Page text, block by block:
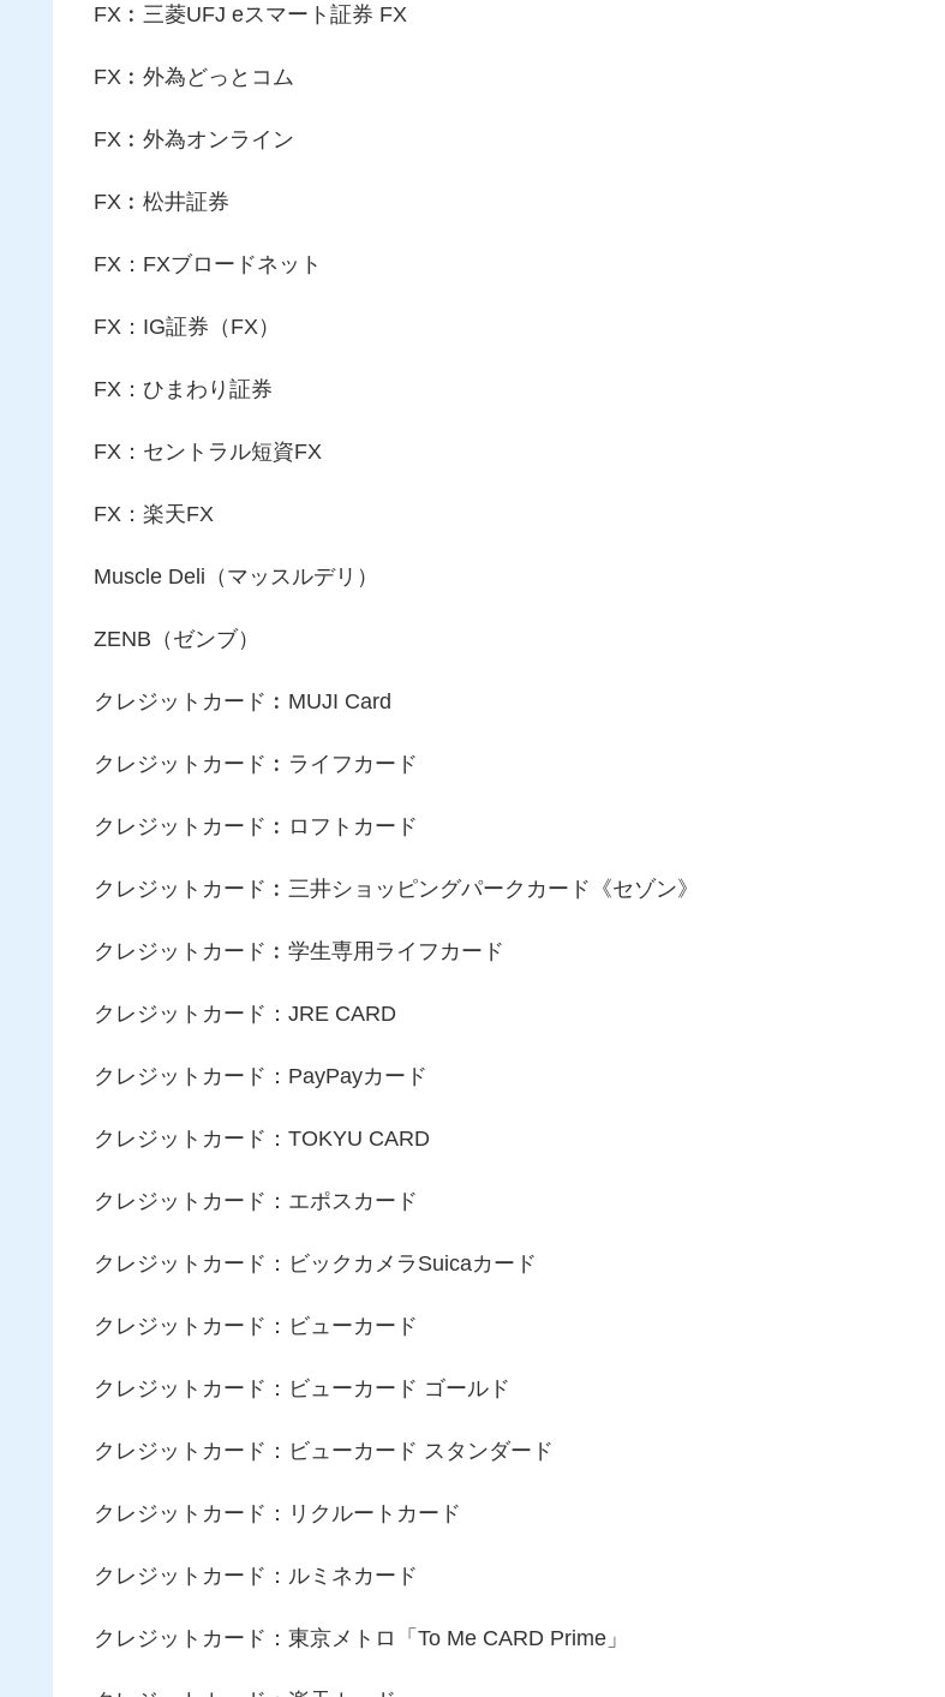
FX︰三菱UFJ eスマート証券 FX
FX︰外為どっとコム
FX︰外為オンライン
FX︰松井証券
FX：FXブロードネット
FX：IG証券（FX）
FX：ひまわり証券
FX：セントラル短資FX
FX：楽天FX
Muscle Deli（マッスルデリ）
ZENB（ゼンブ）
クレジットカード︰MUJI Card
クレジットカード︰ライフカード
クレジットカード︰ロフトカード
クレジットカード︰三井ショッピングパークカード《セゾン》
クレジットカード︰学生専用ライフカード
クレジットカード：JRE CARD
クレジットカード：PayPayカード
クレジットカード：TOKYU CARD
クレジットカード：エポスカード
クレジットカード：ビックカメラSuicaカード
クレジットカード：ビューカード
クレジットカード：ビューカード ゴールド
クレジットカード：ビューカード スタンダード
クレジットカード：リクルートカード
クレジットカード：ルミネカード
クレジットカード：東京メトロ「To Me CARD Prime」